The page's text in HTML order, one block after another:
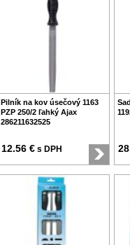
Pilník na kov úsečový 1163
PZP 250/2 ľahký Ajax
286211632525
12.56 € s DPH